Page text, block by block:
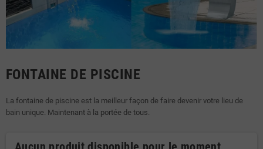
FONTAINE DE PISCINE
La fontaine de piscine est la meilleur façon de faire devenir votre lieu de
bain unique. Maintenant à la portée de tous.